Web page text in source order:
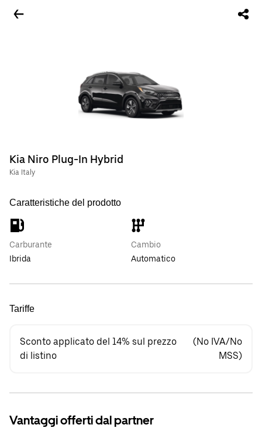
Kia Niro Plug-In Hybrid
Kia Italy
Caratteristiche del prodotto
Carburante
Ibrida
Cambio
Automatico
Tariffe
Sconto applicato del 14% sul prezzo
di listino
(No IVA/No
MSS)
Vantaggi offerti dal partner